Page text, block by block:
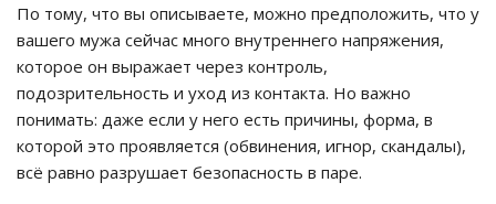
По тому, что вы описываете, можно предположить, что у
вашего мужа сейчас много внутреннего напряжения,
которое он выражает через контроль,
подозрительность и уход из контакта. Но важно
понимать: даже если у него есть причины, форма, в
которой это проявляется (обвинения, игнор, скандалы),
всё равно разрушает безопасность в паре.